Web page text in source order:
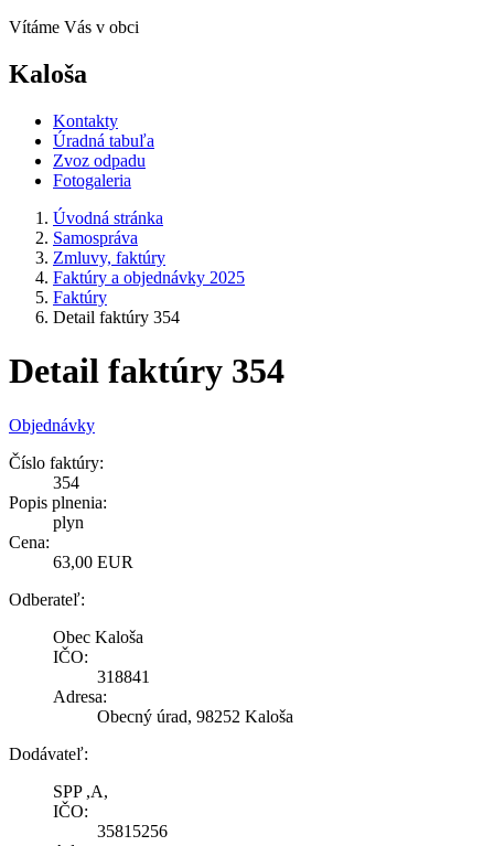
Vítáme Vás v obci
Kaloša
Kontakty
Úradná tabuľa
Zvoz odpadu
Fotogaleria
Úvodná stránka
Samospráva
Zmluvy, faktúry
Faktúry a objednávky 2025
Faktúry
Detail faktúry 354
Detail faktúry 354
Objednávky
Číslo faktúry:
354
Popis plnenia:
plyn
Cena:
63,00 EUR
Odberateľ:
Obec Kaloša
IČO:
318841
Adresa:
Obecný úrad, 98252 Kaloša
Dodávateľ:
SPP ,A,
IČO:
35815256